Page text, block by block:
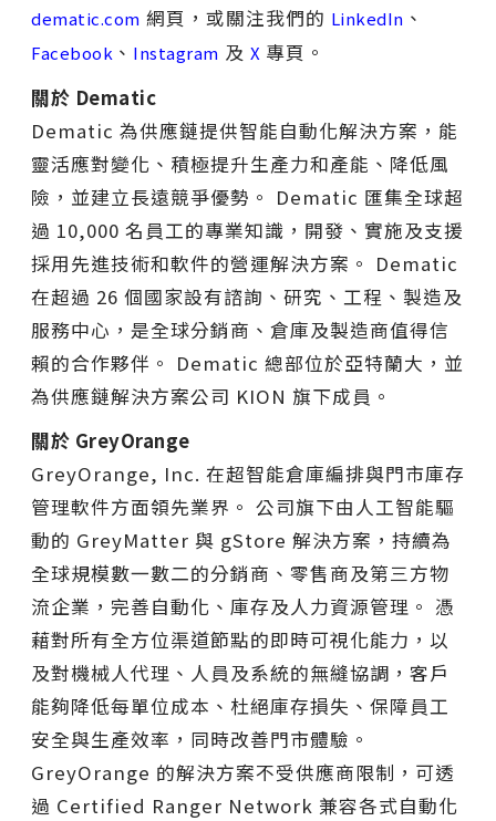
dematic.com 網頁，或關注我們的 LinkedIn 、
Facebook 、 Instagram 及 X 專頁。
關於 Dematic
Dematic 為供應鏈提供智能自動化解決方案，能
靈活應對變化、積極提升生產力和產能、降低風
險，並建立長遠競爭優勢。 Dematic 匯集全球超
過 10,000 名員工的專業知識，開發、實施及支援
採用先進技術和軟件的營運解決方案。 Dematic
在超過 26 個國家設有諮詢、研究、工程、製造及
服務中心，是全球分銷商、倉庫及製造商值得信
賴的合作夥伴。 Dematic 總部位於亞特蘭大，並
為供應鏈解決方案公司 KION 旗下成員。
關於 GreyOrange
GreyOrange, Inc. 在超智能倉庫編排與門市庫存
管理軟件方面領先業界。 公司旗下由人工智能驅
動的 GreyMatter 與 gStore 解決方案，持續為
全球規模數一數二的分銷商、零售商及第三方物
流企業，完善自動化、庫存及人力資源管理。 憑
藉對所有全方位渠道節點的即時可視化能力，以
及對機械人代理、人員及系統的無縫協調，客戶
能夠降低每單位成本、杜絕庫存損失、保障員工
安全與生產效率，同時改善門市體驗。
GreyOrange 的解決方案不受供應商限制，可透
過 Certified Ranger Network 兼容各式自動化